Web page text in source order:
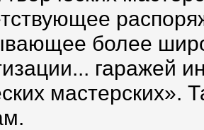
более
гаражей
мастерских».